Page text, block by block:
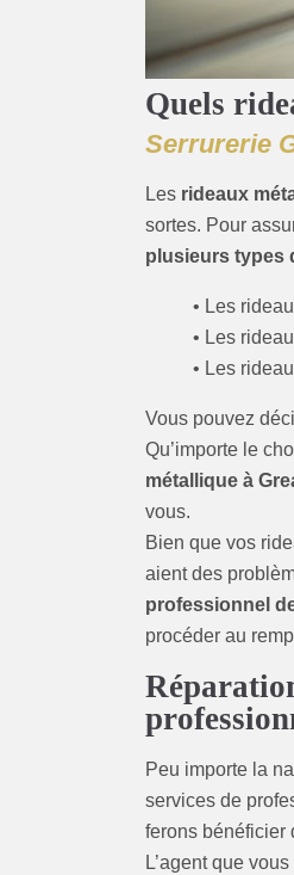
Quels
Serrurerie
Les rideaux
sortes. Pour
plusieurs types
• Les
• Les
• Les
Vous pouvez
Qu’importe le
métallique à
vous.
Bien que vos
aient des
professionnel
procéder au
Peu importe la
services de
ferons bénéficier
L’agent que